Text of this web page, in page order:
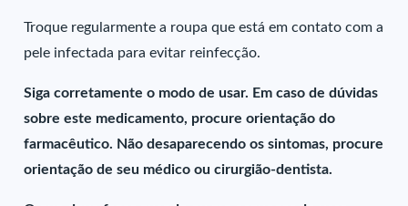
Troque regularmente a roupa que está em contato com a
pele infectada para evitar reinfecção.
Siga corretamente o modo de usar. Em caso de dúvidas
sobre este medicamento, procure orientação do
farmacêutico. Não desaparecendo os sintomas, procure
orientação de seu médico ou cirurgião-dentista.